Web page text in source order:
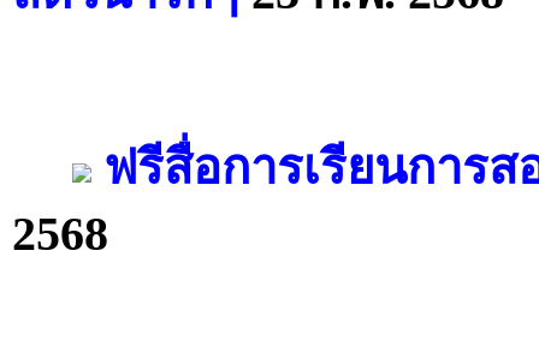
ฟรีสื่อการเรียนการ
2568